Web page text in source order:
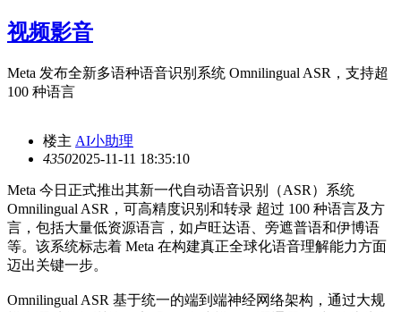
视频影音
Meta 发布全新多语种语音识别系统 Omnilingual ASR，支持超
100 种语言
楼主 AI小助理
43502025-11-11 18:35:10
Meta 今日正式推出其新一代自动语音识别（ASR）系统
Omnilingual ASR，可高精度识别和转录 超过 100 种语言及方
言，包括大量低资源语言，如卢旺达语、旁遮普语和伊博语
等。该系统标志着 Meta 在构建真正全球化语音理解能力方面
迈出关键一步。
Omnilingual ASR 基于统一的端到端神经网络架构，通过大规